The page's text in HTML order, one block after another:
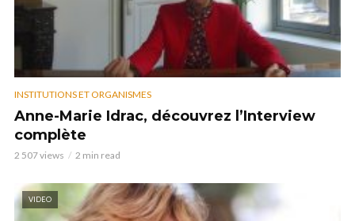
INSTITUTIONS ET ORGANISMES
Anne-Marie Idrac, découvrez l’Interview
complète
2 507 views 2 min read
VIDEO